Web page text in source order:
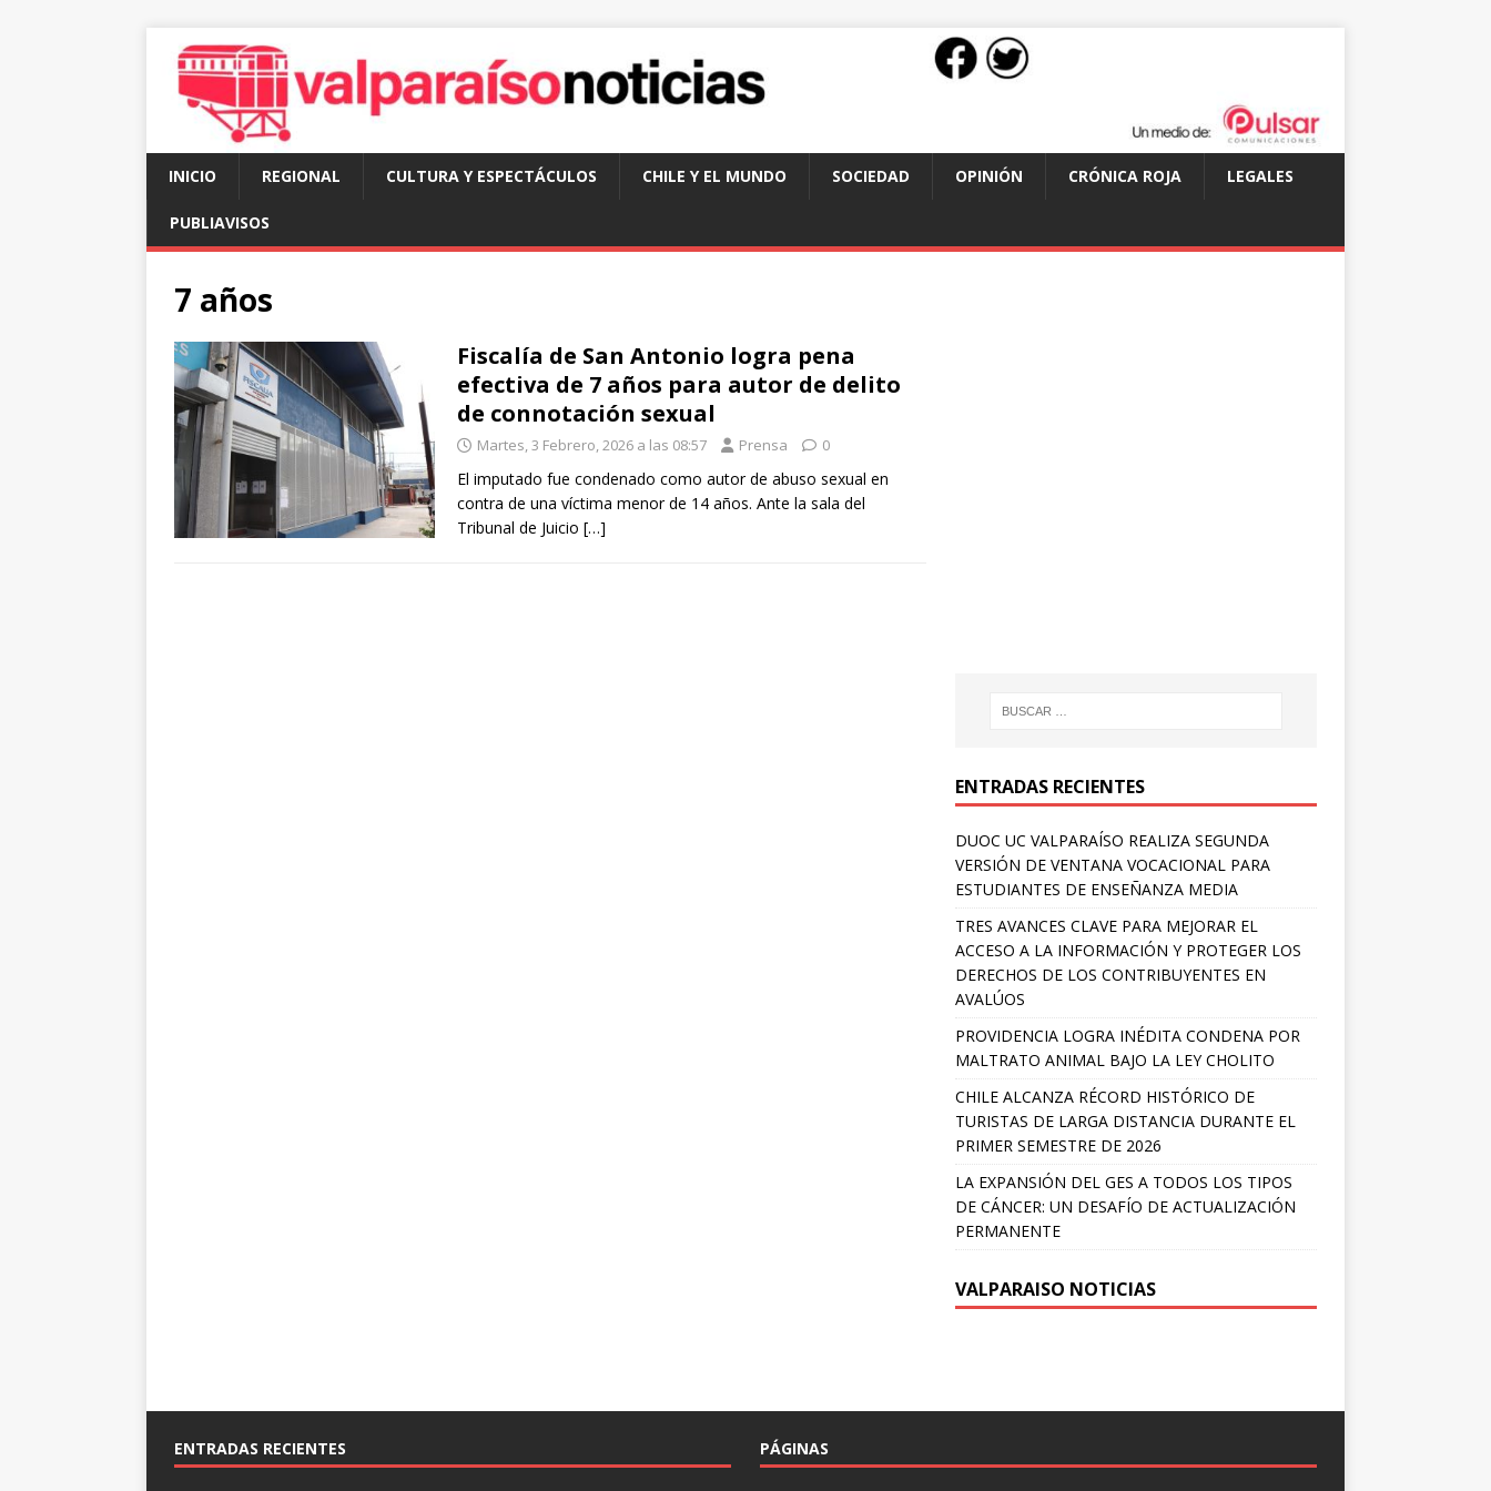
INICIO REGIONAL CULTURA Y ESPECTÁCULOS CHILE Y EL MUNDO SOCIEDAD OPINIÓN CRÓNICA ROJA LEGALES
PUBLIAVISOS
7 años
Fiscalía de San Antonio logra pena
efectiva de 7 años para autor de delito
de connotación sexual
Martes, 3 Febrero, 2026 a las 08:57 Prensa 0
El imputado fue condenado como autor de abuso sexual en
contra de una víctima menor de 14 años. Ante la sala del
Tribunal de Juicio […]
ENTRADAS RECIENTES
DUOC UC VALPARAÍSO REALIZA SEGUNDA
VERSIÓN DE VENTANA VOCACIONAL PARA
ESTUDIANTES DE ENSEÑANZA MEDIA
TRES AVANCES CLAVE PARA MEJORAR EL
ACCESO A LA INFORMACIÓN Y PROTEGER LOS
DERECHOS DE LOS CONTRIBUYENTES EN
AVALÚOS
PROVIDENCIA LOGRA INÉDITA CONDENA POR
MALTRATO ANIMAL BAJO LA LEY CHOLITO
CHILE ALCANZA RÉCORD HISTÓRICO DE
TURISTAS DE LARGA DISTANCIA DURANTE EL
PRIMER SEMESTRE DE 2026
LA EXPANSIÓN DEL GES A TODOS LOS TIPOS
DE CÁNCER: UN DESAFÍO DE ACTUALIZACIÓN
PERMANENTE
VALPARAISO NOTICIAS
ENTRADAS RECIENTES PÁGINAS